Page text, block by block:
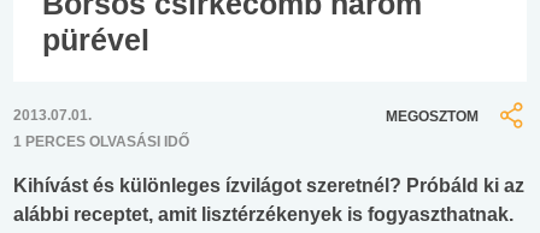
pürével
2013.07.01.
1 PERCES OLVASÁSI IDŐ
MEGOSZTOM
Kihívást és különleges ízvilágot szeretnél? Próbáld ki az
alábbi receptet, amit lisztérzékenyek is fogyaszthatnak.